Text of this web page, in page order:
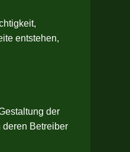
entstehen,
der
Betreiber